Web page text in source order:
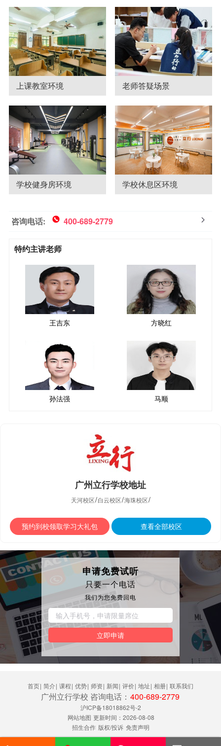
上课教室环境 老师答疑场景
学校健身房环境 学校休息区环境
咨询电话: 400-689-2779
特约主讲老师
王吉东 方晓红
孙法强 马顺
广州立行学校‌地址
天河校区/白云校区/海珠校区/
预约到校领取学习大礼包 查看全部校区
申请免费试听
只要一个电话
我们为您免费回电
立即申请
首页| 简介| 课程| 优势| 师资| 新闻| 评价| 地址| 相册| 联系我们
广州立行学校‌ 咨询电话： 400-689-2779
沪ICP备18018862号-2
网站地图 更新时间：2026-08-08
招生合作 版权/投诉 免责声明